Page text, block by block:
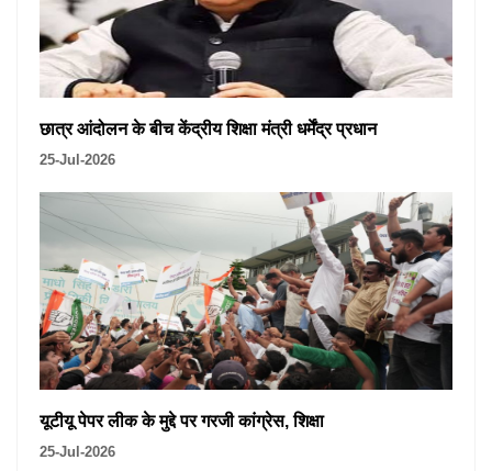
छात्र आंदोलन के बीच केंद्रीय शिक्षा मंत्री धर्मेंद्र प्रधान
25-Jul-2026
यूटीयू पेपर लीक के मुद्दे पर गरजी कांग्रेस, शिक्षा
25-Jul-2026